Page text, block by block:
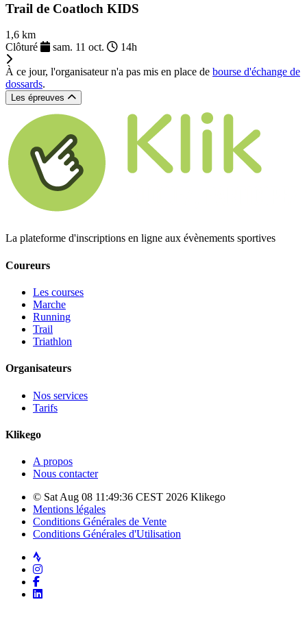
Trail de Coatloch KIDS
1,6 km
Clôturé
sam. 11 oct. 14h
À ce jour, l'organisateur n'a pas mis en place de bourse d'échange de
dossards.
Les épreuves
La plateforme d'inscriptions en ligne aux évènements sportives
Coureurs
Les courses
Marche
Running
Trail
Triathlon
Organisateurs
Nos services
Tarifs
Klikego
A propos
Nous contacter
© Sat Aug 08 11:49:36 CEST 2026 Klikego
Mentions légales
Conditions Générales de Vente
Conditions Générales d'Utilisation
Strava
Instagram
Facebook
LinkedIn